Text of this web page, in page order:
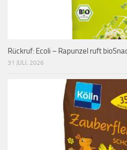
Rückruf: Ecoli – Rapunzel ruft
31 JULI, 2026